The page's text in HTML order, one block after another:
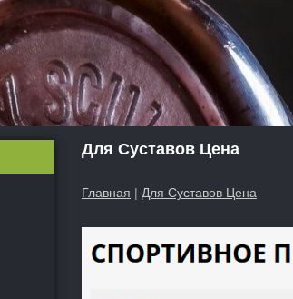
Для Суставов Цена
Главная | Для Суставов Цена